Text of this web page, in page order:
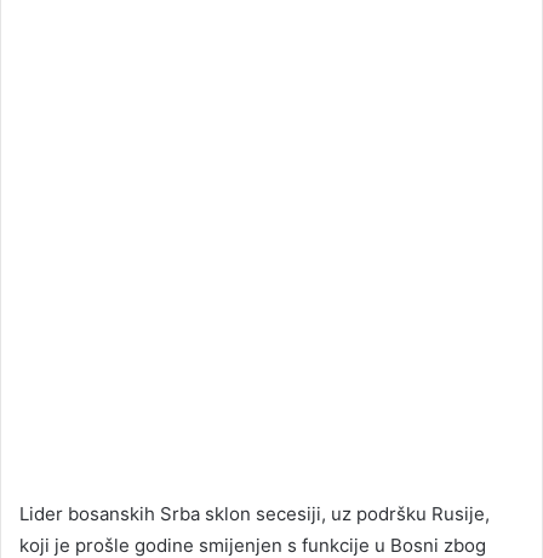
Lider bosanskih Srba sklon secesiji, uz podršku Rusije,
koji je prošle godine smijenjen s funkcije u Bosni zbog